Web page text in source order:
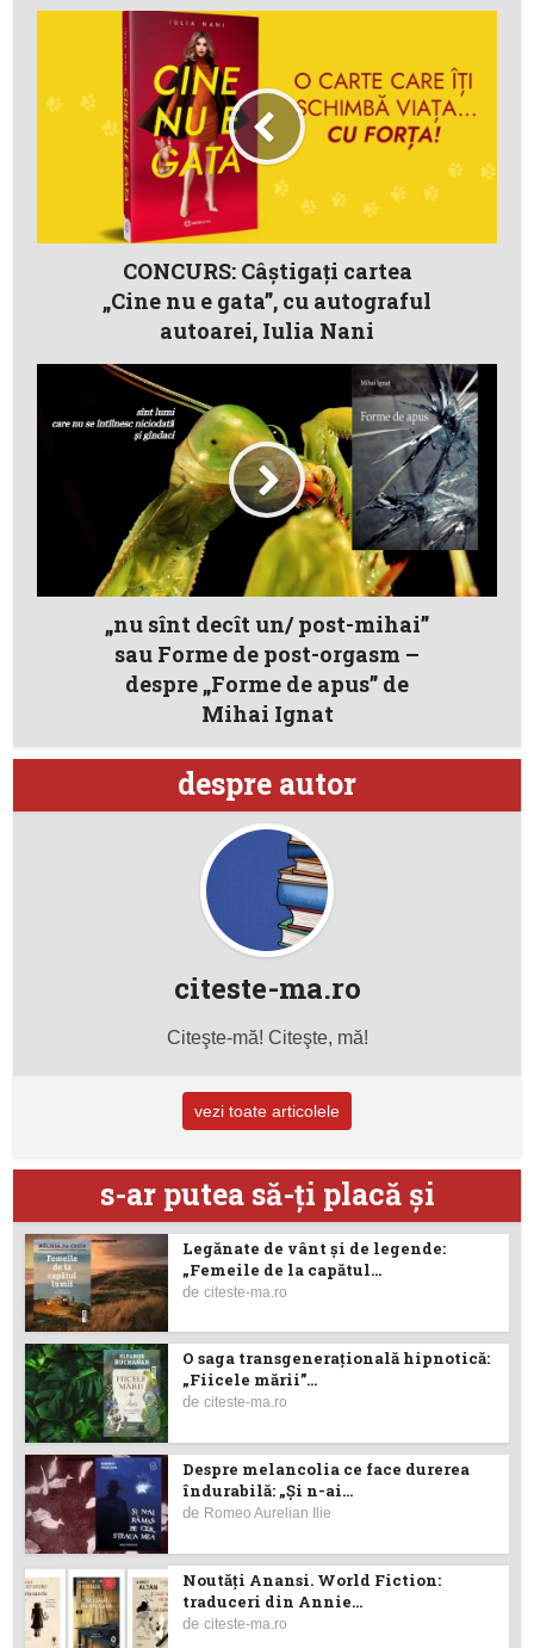
CONCURS: Câştigaţi cartea
„Cine nu e gata”, cu autograful
autoarei, Iulia Nani
„nu sînt decît un/ post-mihai”
sau Forme de post-orgasm –
despre „Forme de apus” de
Mihai Ignat
despre autor
citeste-ma.ro
Citeşte-mă! Citeşte, mă!
vezi toate articolele
s-ar putea să-ţi placă şi
Legănate de vânt și de legende:
„Femeile de la capătul...
deciteste-ma.ro
O saga transgenerațională hipnotică:
„Fiicele mării”...
deciteste-ma.ro
Despre melancolia ce face durerea
îndurabilă: „Și n-ai...
de Romeo Aurelian Ilie
Noutăţi Anansi. World Fiction:
traduceri din Annie...
deciteste-ma.ro